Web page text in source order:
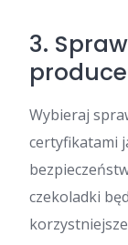
3.
Wybieraj
certyfikatami
czekoladki